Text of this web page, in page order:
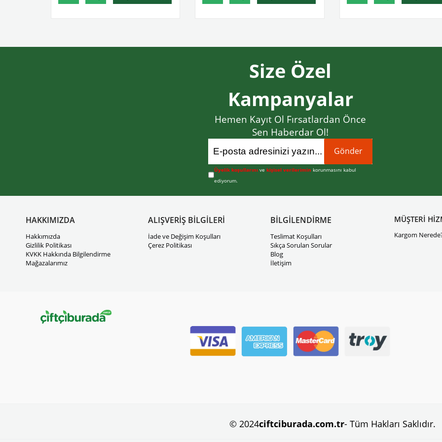
Size Özel
Kampanyalar
Hemen Kayıt Ol Fırsatlardan Önce
Sen Haberdar Ol!
Gönder
Üyelik koşullarını vekişisel verilerimin korunmasını kabul
ediyorum.
HAKKIMIZDA
Hakkımızda
Gizlilik Politikası
KVKK Hakkında Bilgilendirme
Mağazalarımız
ALIŞVERİŞ BİLGİLERİ
İade ve Değişim Koşulları
Çerez Politikası
BİLGİLENDİRME
Teslimat Koşulları
Sıkça Sorulan Sorular
Blog
İletişim
MÜŞTERİ
Kargom
© 2024ciftciburada.com.tr- Tüm Hakları Saklıdır.